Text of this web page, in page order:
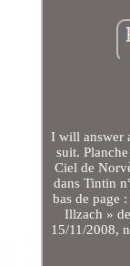
I will answer
suit.
Ciel de
dans Tintin
bas de page
Illzach »
15/11/2008,